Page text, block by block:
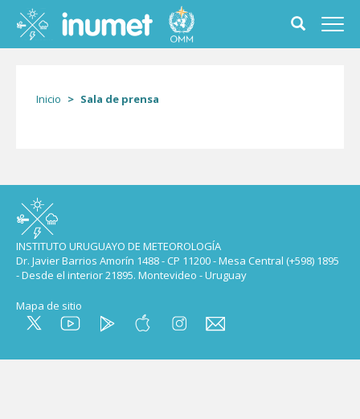
contenido
principal
Toggle
search
form
Inicio Sala de prensa
INSTITUTO URUGUAYO DE METEOROLOGÍA
Dr. Javier Barrios Amorín 1488 - CP 11200 - Mesa Central (+598) 1895
- Desde el interior 21895. Montevideo - Uruguay
Mapa de sitio